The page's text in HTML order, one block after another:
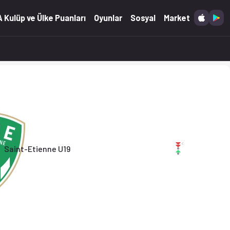
(08.03.2026)
Kulüp ve Ülke Puanları Oyunlar Sosyal Market
Saint-Etienne U19